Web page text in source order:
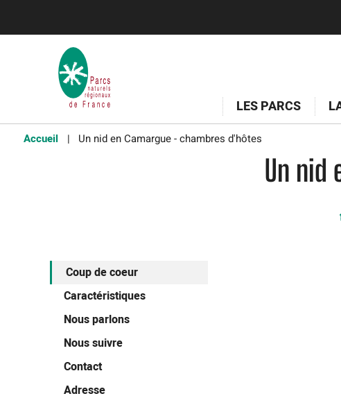
LES PARCS
Accueil Un nid en Camargue - chambres d'hôtes
Un nid
Coup de coeur
Caractéristiques
Nous parlons
Nous suivre
Contact
Adresse